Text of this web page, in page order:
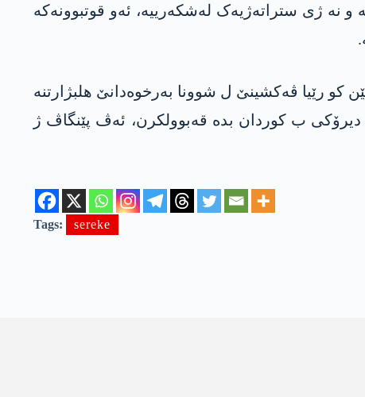
نە ژی ستراتەژیەک لەشکەرییە، ئەو قوتبوونەکە
کو رێیا ڤەکشینێ ل شوونا بەرخوەدانێ ھلبژارتنە
ب کوردان بدە قەبوولکرن، ئەڤ پێنگاڤ ژ
Tags: sereke